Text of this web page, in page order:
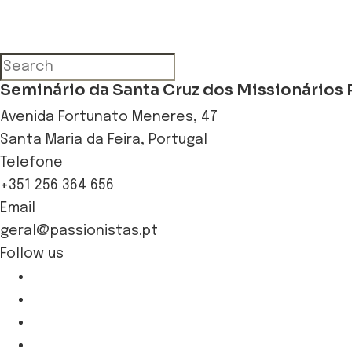
Seminário da Santa Cruz dos Missionários
Avenida Fortunato Meneres, 47
Santa Maria da Feira, Portugal
Telefone
+351 256 364 656
Email
geral@passionistas.pt
Follow us